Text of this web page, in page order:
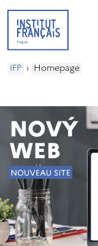
IFP › Homepage